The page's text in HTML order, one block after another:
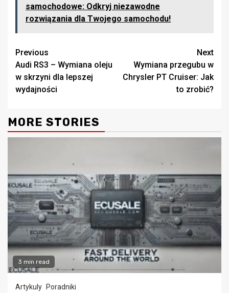
samochodowe: Odkryj niezawodne
rozwiązania dla Twojego samochodu!
Continue
Reading
Previous
Audi RS3 – Wymiana oleju
w skrzyni dla lepszej
wydajności
Next
Wymiana przegubu w
Chrysler PT Cruiser: Jak
to zrobić?
MORE STORIES
3 min read
Artykuly Poradniki